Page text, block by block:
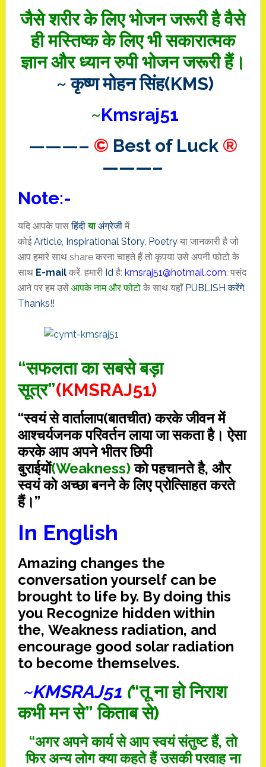
जैसे शरीर के लिए भोजन जरूरी है वैसे
ही मस्तिष्क के लिए भी सकारात्मक
ज्ञान और ध्यान रुपी भोजन जरूरी हैं।
~ कृष्ण मोहन सिंह(KMS)
~Kmsraj51
———– © Best of Luck ®
———–
Note:-
यदि आपके पासहिंदीया अंग्रेजीमें
कोईArticle, Inspirational Story, Poetry या जानकारी है जो
आप हमारे साथ share करना चाहते हैं तो कृपया उसे अपनी फोटो के
साथ E-mail करें. हमारीIdहै: kmsraj51@hotmail.com. पसंद
आने पर हम उसे आपके नाम और फोटोके साथ यहाँ PUBLISH करेंगे.
Thanks!!
“सफलता का सबसे बड़ा
सूत्र”(KMSRAJ51)
“स्वयं से वार्तालाप(बातचीत) करके जीवन में
आश्चर्यजनक परिवर्तन लाया जा सकता है। ऐसा
करके आप अपने भीतर छिपी
बुराईयाें(Weakness)काे पहचानते है, और
स्वयं काे अच्छा बनने के लिए प्रोत्सािहत करते
हैं।”
In English
Amazing changes the
conversation yourself can be
brought to life by. By doing this
you Recognize hidden within
the, Weakness radiation, and
encourage good solar radiation
to become themselves.
~KMSRAJ51 (“तू ना हो निराश
कभी मन से” किताब से)
“अगर अपने कार्य से आप स्वयं संतुष्ट हैं, ताे
फिर अन्य लोग क्या कहते हैं उसकी परवाह ना